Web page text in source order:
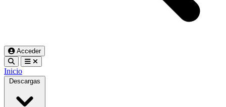
Acceder
Inicio
Descargas